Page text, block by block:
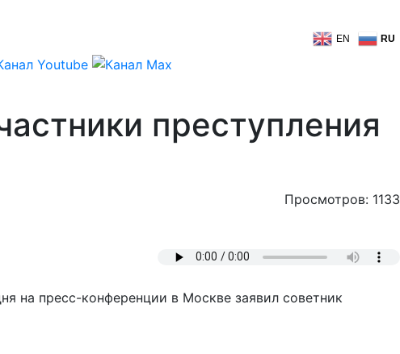
EN RU
преступления
Просмотров: 1133
на пресс-конференции в Москве заявил советник